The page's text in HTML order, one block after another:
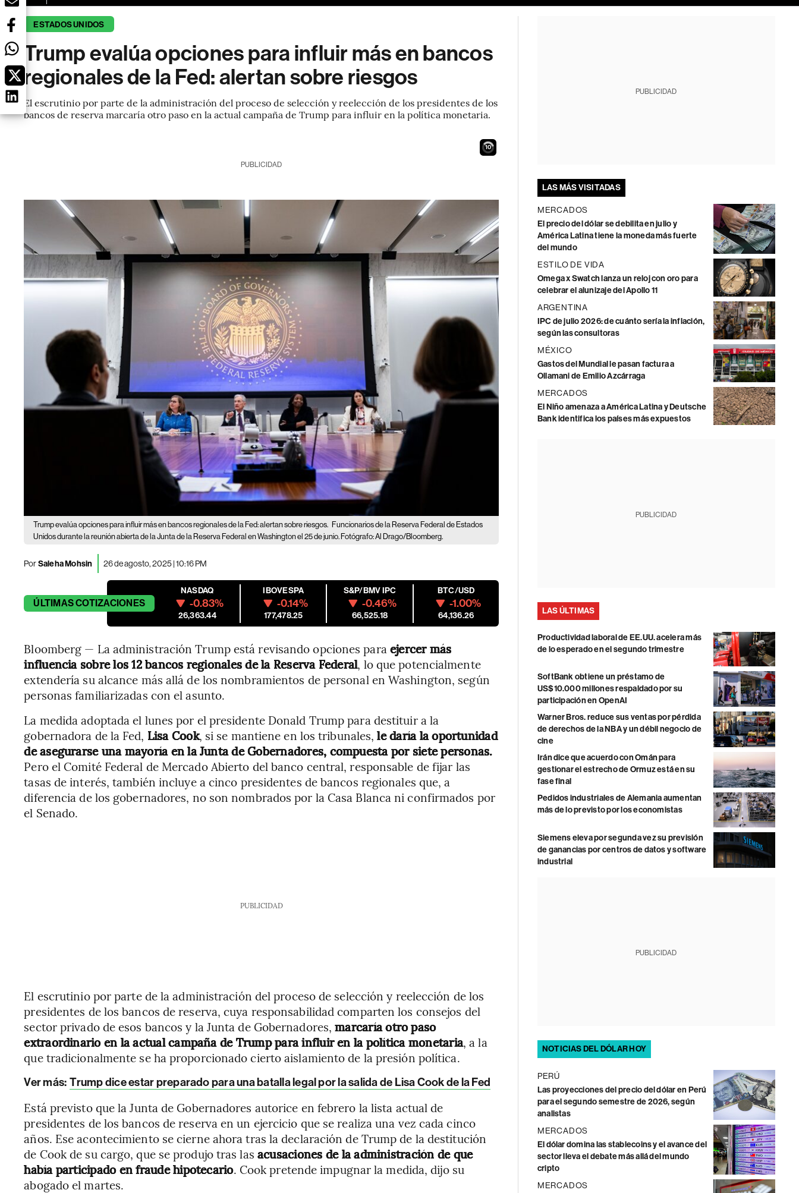
ESTADOS UNIDOS
Trump evalúa opciones para influir más en bancos
regionales de la Fed: alertan sobre riesgos
El escrutinio por parte de la administración del proceso de selección y reelección de los presidentes de los
bancos de reserva marcaría otro paso en la actual campaña de Trump para influir en la política monetaria.
9
PUBLICIDAD
Trump evalúa opciones para influir más en bancos regionales de la Fed: alertan sobre riesgos. Funcionarios de la Reserva Federal de Estados
Unidos durante la reunión abierta de la Junta de la Reserva Federal en Washington el 25 de junio. Fotógrafo: Al Drago/Bloomberg.
PorSaleha Mohsin 26 de agosto, 2025 | 10:16 PM
ÚLTIMASCOTIZACIONES
NASDAQ
-0.83%
26,363.44
IBOVESPA
-0.14%
177,478.25
S&P/BMV IPC
-0.46%
66,525.18
BTC/USD
-1.00%
64,136.26
Bloomberg — La administración Trump está revisando opciones para ejercer más
influencia sobre los 12 bancos regionales de la Reserva Federal, lo que potencialmente
extendería su alcance más allá de los nombramientos de personal en Washington, según
personas familiarizadas con el asunto.
La medida adoptada el lunes por el presidente Donald Trump para destituir a la
gobernadora de la Fed, Lisa Cook, si se mantiene en los tribunales,le daría la oportunidad
de asegurarse una mayoría en la Junta de Gobernadores, compuesta por siete personas.
Pero el Comité Federal de Mercado Abierto del banco central, responsable de fijar las
tasas de interés, también incluye a cinco presidentes de bancos regionales que, a
diferencia de los gobernadores, no son nombrados por la Casa Blanca ni confirmados por
el Senado.
PUBLICIDAD
El escrutinio por parte de la administración del proceso de selección y reelección de los
presidentes de los bancos de reserva, cuya responsabilidad comparten los consejos del
sector privado de esos bancos y la Junta de Gobernadores,marcaría otro paso
extraordinario en la actual campaña de Trump para influir en la política monetaria, a la
que tradicionalmente se ha proporcionado cierto aislamiento de la presión política.
Ver más: Trump dice estar preparado para una batalla legal por la salida de Lisa Cook de la Fed
Está previsto que la Junta de Gobernadores autorice en febrero la lista actual de
presidentes de los bancos de reserva en un ejercicio que se realiza una vez cada cinco
años. Ese acontecimiento se cierne ahora tras la declaración de Trump de la destitución
de Cook de su cargo, que se produjo tras las acusaciones de la administración de que
había participado en fraude hipotecario. Cook pretende impugnar la medida, dijo su
abogado el martes.
PUBLICIDAD
LAS MÁS VISITADAS
MERCADOS
El precio del dólar se debilita en julio y
América Latina tiene la moneda más fuerte
del mundo
ESTILO DE VIDA
Omega x Swatch lanza un reloj con oro para
celebrar el alunizaje del Apollo 11
ARGENTINA
IPC de julio 2026: de cuánto sería la inflación,
según las consultoras
MÉXICO
Gastos del Mundial le pasan factura a
Ollamani de Emilio Azcárraga
MERCADOS
El Niño amenaza a América Latina y Deutsche
Bank identifica los países más expuestos
PUBLICIDAD
LAS ÚLTIMAS
Productividad laboral de EE.UU. acelera más
de lo esperado en el segundo trimestre
SoftBank obtiene un préstamo de
US$10.000 millones respaldado por su
participación en OpenAI
Warner Bros. reduce sus ventas por pérdida
de derechos de la NBA y un débil negocio de
cine
Irán dice que acuerdo con Omán para
gestionar el estrecho de Ormuz está en su
fase final
Pedidos industriales de Alemania aumentan
más de lo previsto por los economistas
Siemens eleva por segunda vez su previsión
de ganancias por centros de datos y software
industrial
PUBLICIDAD
NOTICIAS DEL DÓLAR HOY
PERÚ
Las proyecciones del precio del dólar en Perú
para el segundo semestre de 2026, según
analistas
MERCADOS
El dólar domina las stablecoins y el avance del
sector lleva el debate más allá del mundo
cripto
MERCADOS